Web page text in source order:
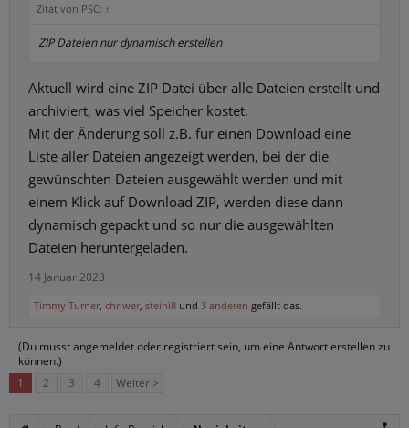
Zitat von PSC: ↑
ZIP Dateien nur dynamisch erstellen
Aktuell wird eine ZIP Datei über alle Dateien erstellt und
archiviert, was viel Speicher kostet.
Mit der Änderung soll z.B. für einen Download eine
Liste aller Dateien angezeigt werden, bei der die
gewünschten Dateien ausgewählt werden und mit
einem Klick auf Download ZIP, werden diese dann
dynamisch gepackt und so nur die ausgewählten
Dateien heruntergeladen.
14 Januar 2023
Timmy Turner, chriwer, steini8 und 3 anderen gefällt das.
(Du musst angemeldet oder registriert sein, um eine Antwort erstellen zu
können.)
1
2 3 4 Weiter >